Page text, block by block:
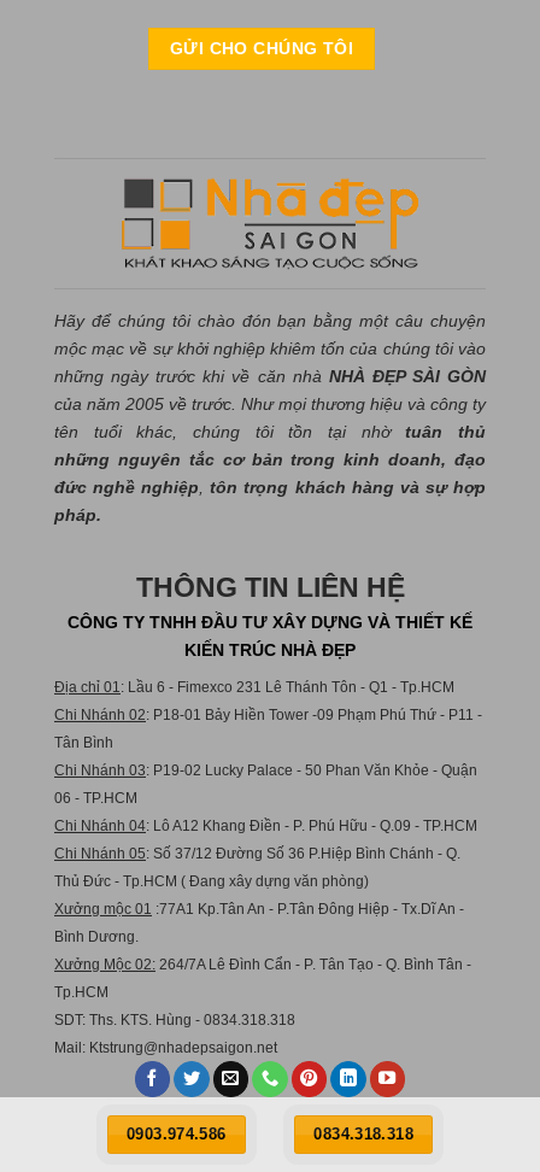
Hãy để chúng tôi chào đón bạn bằng một câu chuyện
mộc mạc về sự khởi nghiệp khiêm tốn của chúng tôi vào
những ngày trước khi về căn nhà NHÀ ĐẸP SÀI GÒN
của năm 2005 về trước. Như mọi thương hiệu và công ty
tên tuổi khác, chúng tôi tồn tại nhờtuân thủ
những nguyên tắc cơ bản trong kinh doanh, đạo
đức nghề nghiệp ,tôn trọng khách hàng và sự hợp
pháp.
THÔNG TIN LIÊN HỆ
CÔNG TY TNHH ĐẦU TƯ XÂY DỰNG VÀ THIẾT KẾ
KIẾN TRÚC NHÀ ĐẸP
Địa chỉ 01 : Lầu 6 - Fimexco 231 Lê Thánh Tôn - Q1 - Tp.HCM
Chi Nhánh 02: P18-01 Bảy Hiền Tower -09 Phạm Phú Thứ - P11 -
Tân Bình
Chi Nhánh 03: P19-02 Lucky Palace - 50 Phan Văn Khỏe - Quận
06 - TP.HCM
Chi Nhánh 04: Lô A12 Khang Điền - P. Phú Hữu - Q.09 - TP.HCM
Chi Nhánh 05: Số 37/12 Đường Số 36 P.Hiệp Bình Chánh - Q.
Thủ Đức - Tp.HCM ( Đang xây dựng văn phòng)
Xưởng mộc 01
:77A1 Kp.Tân An - P.Tân Đông Hiệp - Tx.Dĩ An -
Bình Dương.
Xưởng Mộc 02: 264/7A Lê Đình Cẩn - P. Tân Tạo - Q. Bình Tân -
Tp.HCM
SDT: Ths. KTS. Hùng - 0834.318.318
Mail: Ktstrung@nhadepsaigon.net
0903.974.586 0834.318.318